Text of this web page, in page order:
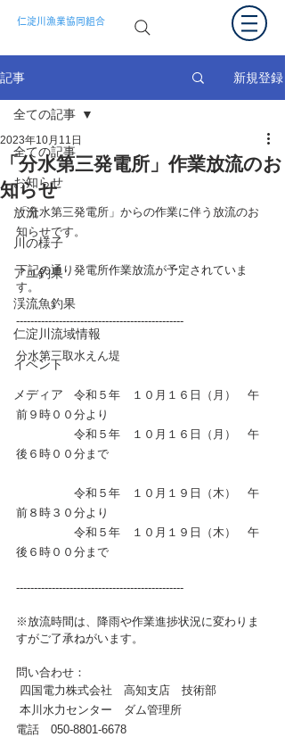
仁淀川漁業協同組合
記事 新規登録
全ての記事
お知らせ
放流
川の様子
アユ釣果
渓流魚釣果
仁淀川流域情報
イベント
メディア
全ての記事
「分水第三発電所」作業放流のお
知らせ
2023年10月11日
「分水第三発電所」からの作業に伴う放流のお
知らせです。
下記の通り発電所作業放流が予定されていま
す。
-----------------------------------------------
分水第三取水えん堤
令和５年　１０月１６日（月）　午
前９時００分より
令和５年　１０月１６日（月）　午
後６時００分まで
令和５年　１０月１９日（木）　午
前８時３０分より
令和５年　１０月１９日（木）　午
後６時００分まで
-----------------------------------------------
※放流時間は、降雨や作業進捗状況に変わりま
すがご了承ねがいます。
問い合わせ：
四国電力株式会社　高知支店　技術部
本川水力センター　ダム管理所
電話　050-8801‐6678